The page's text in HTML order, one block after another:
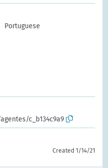
Portuguese
c_b134c9a9
Created 1/14/21